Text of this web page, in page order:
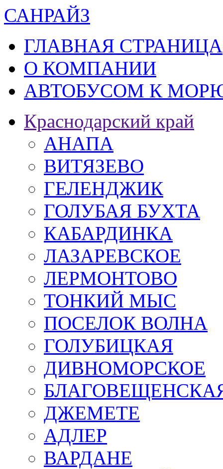
САНРАЙЗ
ГЛАВНАЯ СТРАНИЦА
О КОМПАНИИ
АВТОБУСОМ К МОРЮ
Краснодарский край
АНАПА
ВИТЯЗЕВО
ГЕЛЕНДЖИК
ГОЛУБАЯ БУХТА
КАБАРДИНКА
ЛАЗАРЕВСКОЕ
ЛЕРМОНТОВО
ТОНКИЙ МЫС
ПОСЕЛОК ВОЛНА
ГОЛУБИЦКАЯ
ДИВНОМОРСКОЕ
ДЖЕМЕТЕ
АДЛЕР
ВАРДАНЕ